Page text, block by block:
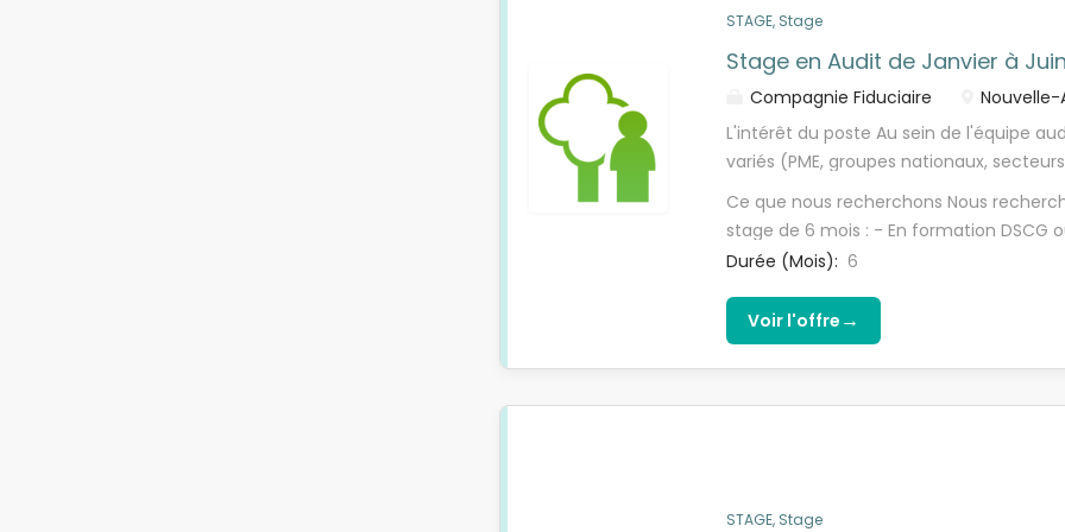
ponctuels en France sont à prévoir,
réalisés directement dans...
couvrant les méthodologies de
de chaque filière REP ; - Un
collaborateur expérimenté sur chacune
STAGE, Stage
Stage en Audit de Janvier à
Compagnie Fiduciaire
L'intérêt du poste Au sein de l'équipe
variés (PME, groupes nationaux,
associations). À ce titre, tu participeras
dossiers d'audit - L'analyse du contrôle
comptes chez les clients - La
comptes Tu évolueras dans un
modernes, te permettant de
ajoutée.
Ce que nous recherchons Nous
stage de 6 mois : - En formation DSCG
curieux(se) et ouvert(e) d'esprit -
comptes Les conditions salariales -
par mois
Durée (Mois): 6
Voir l'offre →
STAGE, Stage